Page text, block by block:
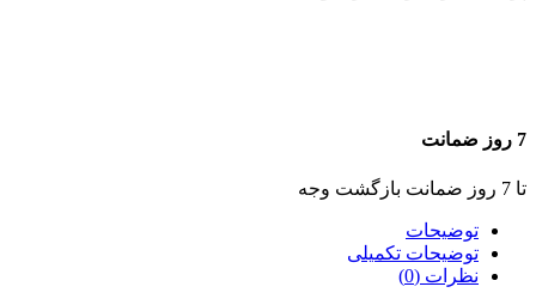
7 روز ضمانت
تا 7 روز ضمانت بازگشت وجه
توضیحات
توضیحات تکمیلی
نظرات (0)